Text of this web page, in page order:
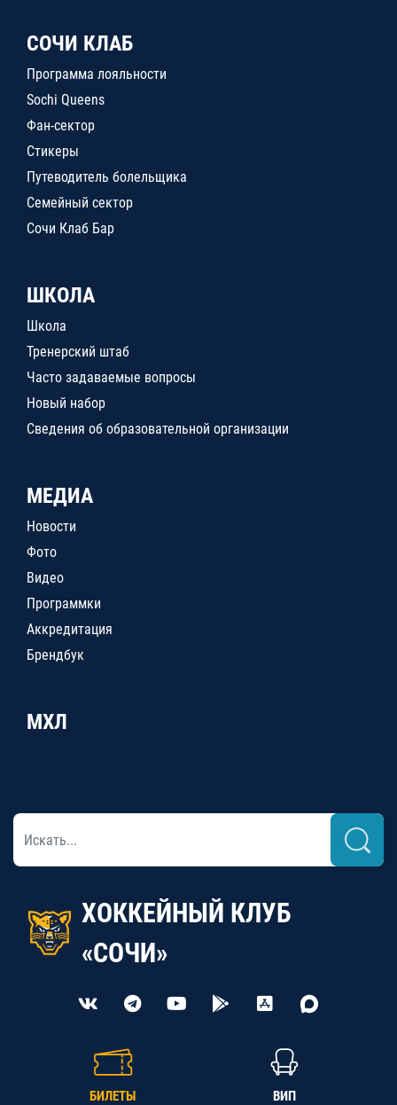
СОЧИ КЛАБ
Программа лояльности
Sochi Queens
Фан-сектор
Стикеры
Путеводитель болельщика
Семейный сектор
Сочи Клаб Бар
ШКОЛА
Школа
Тренерский штаб
Часто задаваемые вопросы
Новый набор
Сведения об образовательной организации
МЕДИА
Новости
Фото
Видео
Программки
Аккредитация
Брендбук
МХЛ
ХОККЕЙНЫЙ КЛУБ
«СОЧИ»
БИЛЕТЫ ВИП